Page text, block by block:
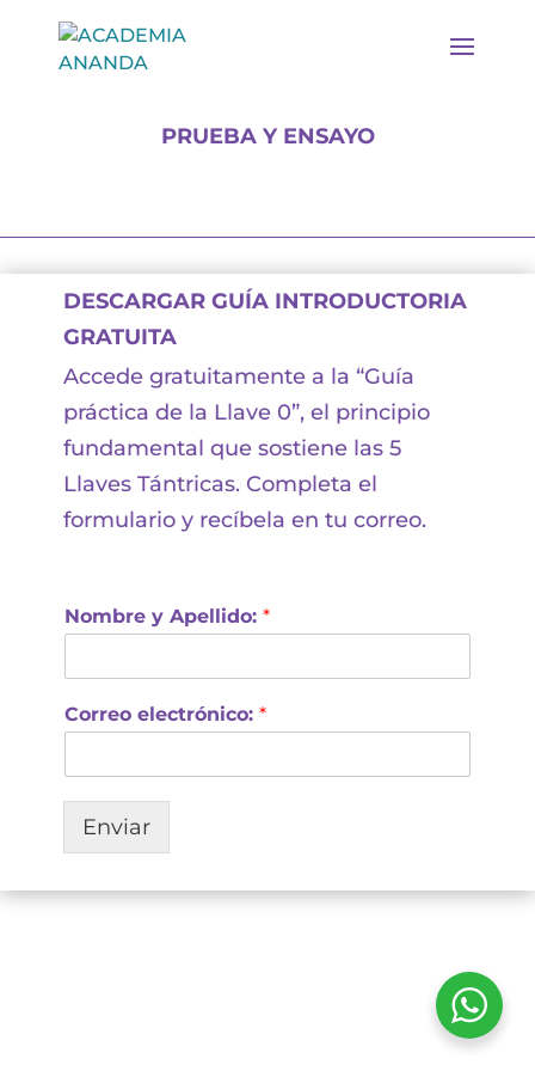
PRUEBA Y ENSAYO
DESCARGAR GUÍA INTRODUCTORIA
GRATUITA
Accede gratuitamente a la “Guía
práctica de la Llave 0”, el principio
fundamental que sostiene las 5
Llaves Tántricas. Completa el
formulario y recíbela en tu correo.
Nombre y Apellido:*
Correo electrónico:*
Enviar